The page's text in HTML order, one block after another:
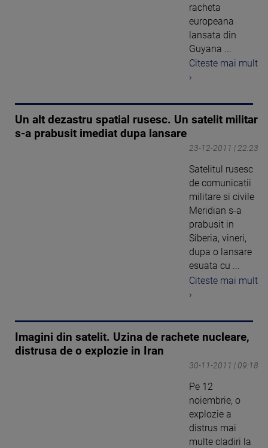
racheta
europeana
lansata din
Guyana ...
Citeste mai mult
›
Un alt dezastru spatial rusesc. Un satelit militar
s-a prabusit imediat dupa lansare
23-12-2011 | 22:23
Satelitul rusesc
de comunicatii
militare si civile
Meridian s-a
prabusit in
Siberia, vineri,
dupa o lansare
esuata cu ...
Citeste mai mult
›
Imagini din satelit. Uzina de rachete nucleare,
distrusa de o explozie in Iran
30-11-2011 | 09:18
Pe 12
noiembrie, o
explozie a
distrus mai
multe cladiri la